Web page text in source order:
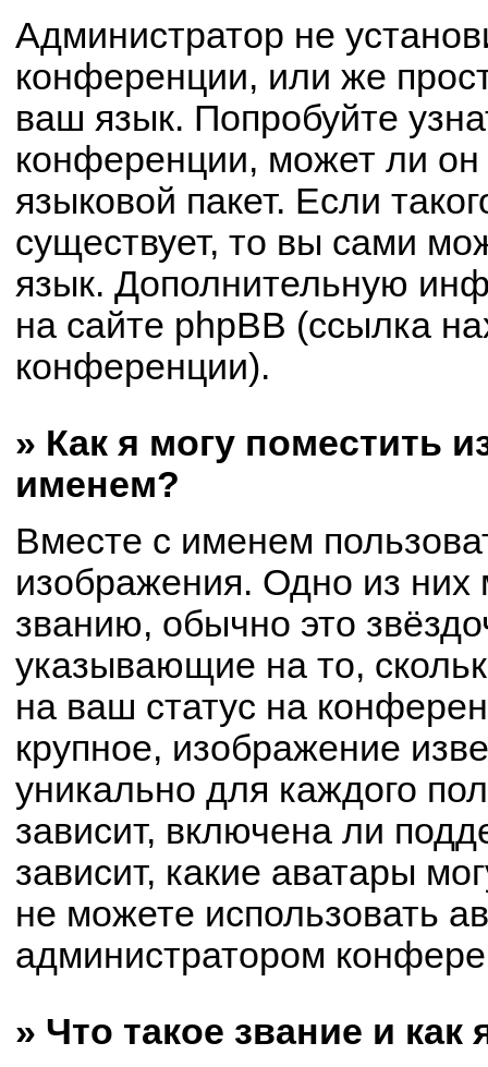
Администратор не
конференции, или же
ваш язык. Попробуйте
конференции, может ли
языковой пакет. Если
существует, то вы сами
язык. Дополнительную
на сайте phpBB (ссылка
конференции).
» Как я могу поместить
именем?
Вместе с именем
изображения. Одно из них
званию, обычно это
указывающие на то,
на ваш статус на
крупное, изображение
уникально для каждого
зависит, включена ли
зависит, какие аватары
не можете использовать
администратором
» Что такое звание и как